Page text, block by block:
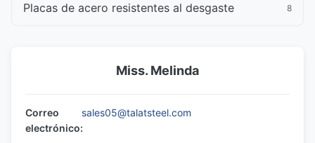
Placas de acero resistentes al desgaste 8
Miss. Melinda
Correo
electrónico:
sales05@talatsteel.com